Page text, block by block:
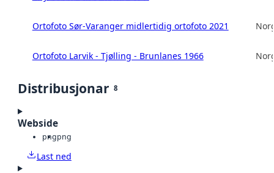
Ortofoto Sør-Varanger midlertidig ortofoto 2021
Ortofoto Larvik - Tjølling - Brunlanes 1966
Distribusjonar 8
Webside
pngpng
Last ned